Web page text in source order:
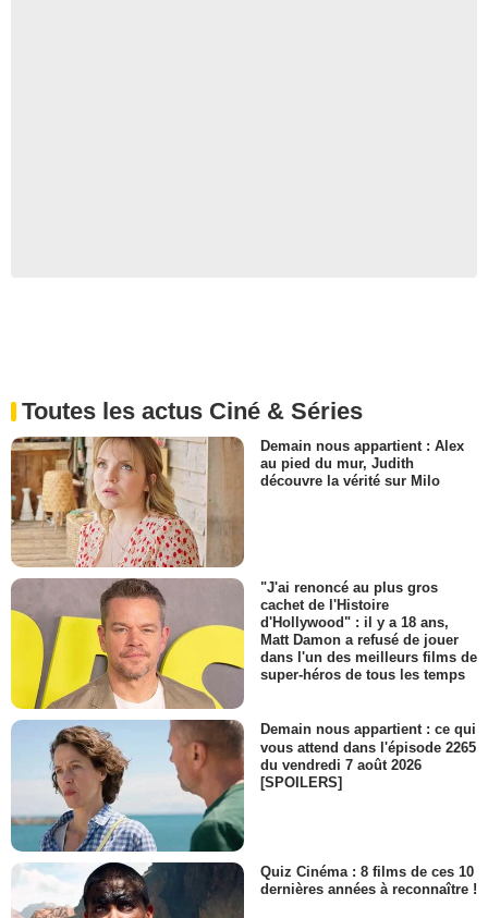
Toutes les actus Ciné & Séries
Demain nous appartient : Alex
au pied du mur, Judith
découvre la vérité sur Milo
"J'ai renoncé au plus gros
cachet de l'Histoire
d'Hollywood" : il y a 18 ans,
Matt Damon a refusé de jouer
dans l'un des meilleurs films de
super-héros de tous les temps
Demain nous appartient : ce qui
vous attend dans l'épisode 2265
du vendredi 7 août 2026
[SPOILERS]
Quiz Cinéma : 8 films de ces 10
dernières années à reconnaître !